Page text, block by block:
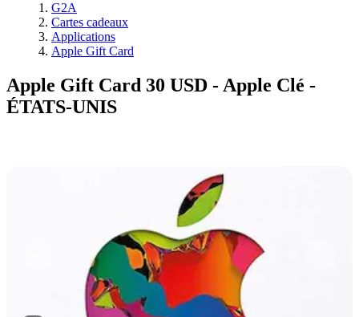
G2A
Cartes cadeaux
Applications
Apple Gift Card
Apple Gift Card 30 USD - Apple Clé -
ÉTATS-UNIS